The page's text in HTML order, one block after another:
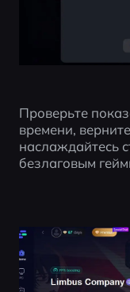
Проверьте
времени,
наслаждайтесь
безлаговым